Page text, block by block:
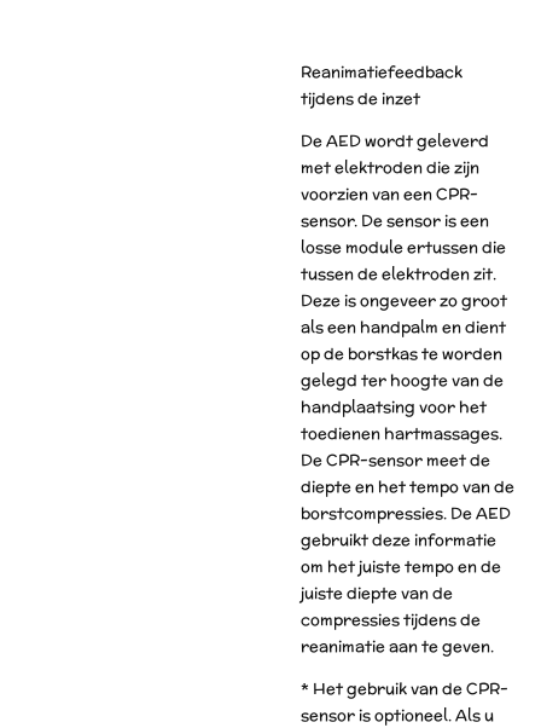
Reanimatiefeedback
tijdens de inzet
De AED wordt geleverd
met elektroden die zijn
voorzien van een CPR-
sensor. De sensor is een
losse module ertussen die
tussen de elektroden zit.
Deze is ongeveer zo groot
als een handpalm en dient
op de borstkas te worden
gelegd ter hoogte van de
handplaatsing voor het
toedienen hartmassages.
De CPR-sensor meet de
diepte en het tempo van de
borstcompressies. De AED
gebruikt deze informatie
om het juiste tempo en de
juiste diepte van de
compressies tijdens de
reanimatie aan te geven.
* Het gebruik van de CPR-
sensor is optioneel. Als u